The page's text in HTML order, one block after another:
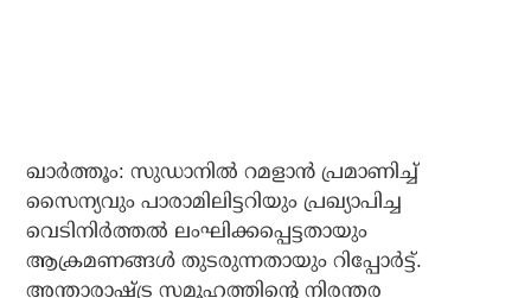
ഖാര്‍ത്തൂം: സുഡാനില്‍ റമളാന്‍ പ്രമാണിച്ച്
സൈന്യവും പാരാമിലിട്ടറിയും പ്രഖ്യാപിച്ച
വെടിനിര്‍ത്തല്‍ ലംഘിക്കപ്പെട്ടതായും
ആക്രമണങ്ങള്‍ തുടരുന്നതായും റിപ്പോര്‍ട്ട്.
അന്താരാഷ്ട്ര സമൂഹത്തിന്റെ നിരന്തര